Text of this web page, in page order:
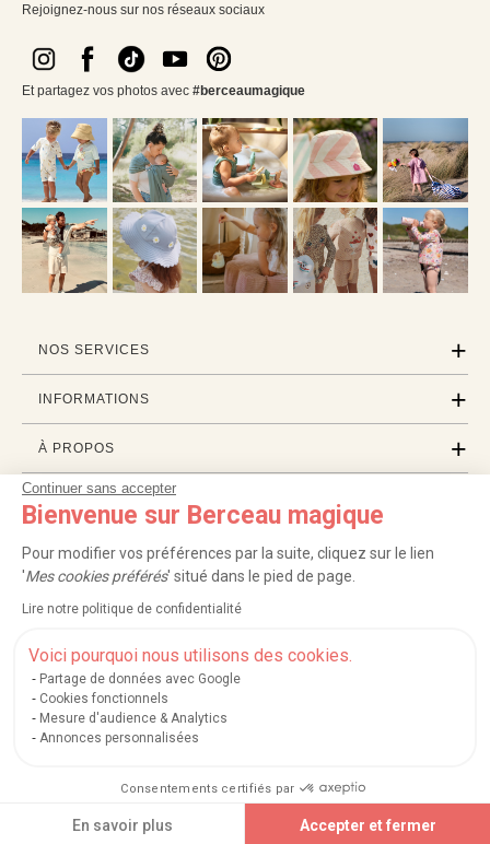
Continuer sans accepter
Bienvenue sur Berceau magique
Pour modifier vos préférences par la suite, cliquez sur le lien
'Mes cookies préférés' situé dans le pied de page.
Lire notre politique de confidentialité
Voici pourquoi nous utilisons des cookies.
Partage de données avec Google
Cookies fonctionnels
Mesure d'audience & Analytics
Annonces personnalisées
Consentements certifiés par
En savoir plus Accepter et fermer
Ajouter au panier
Rejoignez-nous sur nos réseaux sociaux
Et partagez vos photos avec #berceaumagique
NOS SERVICES
INFORMATIONS
À PROPOS
PROFESSIONNELS
LISTES CADEAUX
Service après-vente| FAQ |Rappels de produits|Protection des données
Mentions légales et crédits Conditions générales de ventes
Nos moyens de paiement sécurisés
Exauceur de souhaits© 2004-2026
Mégara